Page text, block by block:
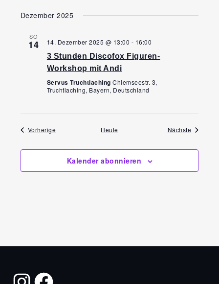
Dezember 2025
SO
14 14. Dezember 2025 @ 13:00 - 16:00
3 Stunden Discofox Figuren-
Workshop mit Andi
Servus TruchtlachingChiemseestr. 3,
Truchtlaching, Bayern, Deutschland
Vorherige VeranstaltungenHeute Nächste
Kalender abonnieren